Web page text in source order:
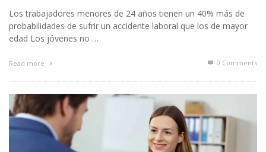
Los trabajadores menores de 24 años tienen un 40% más de
probabilidades de sufrir un accidente laboral que los de mayor
edad Los jóvenes no …
Read more 0 Comments